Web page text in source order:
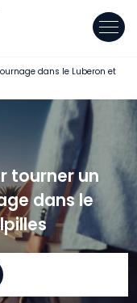
dans le Luberon et
tourner un
dans le